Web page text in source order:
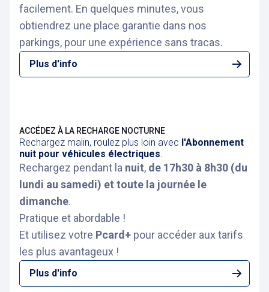
facilement. En quelques minutes, vous
obtiendrez une place garantie dans nos
parkings, pour une expérience sans tracas.
Plus d'info
Rechargez malin, roulez plus loin avec l'Abonnement
nuit pour véhicules électriques.
ACCÉDEZ À LA RECHARGE NOCTURNE
Rechargez pendant la nuit, de 17h30 à 8h30 (du
lundi au samedi) et toute la journée le
dimanche.
Pratique et abordable !
Et utilisez votre Pcard+ pour accéder aux tarifs
les plus avantageux !
Plus d'info